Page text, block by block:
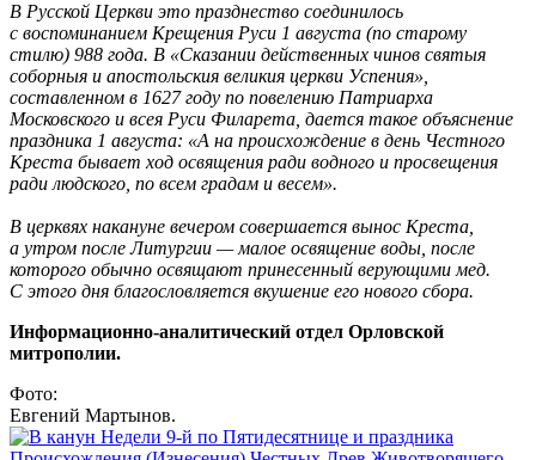
В Русской Церкви это празднество соединилось
с воспоминанием Крещения Руси 1 августа (по старому
стилю) 988 года. В «Сказании действенных чинов святыя
соборныя и апостольския великия церкви Успения»,
составленном в 1627 году по повелению Патриарха
Московского и всея Руси Филарета, дается такое объяснение
праздника 1 августа: «А на происхождение в день Честного
Креста бывает ход освящения ради водного и просвещения
ради людского, по всем градам и весем».
В церквях накануне вечером совершается вынос Креста,
а утром после Литургии — малое освящение воды, после
которого обычно освящают принесенный верующими мед.
С этого дня благословляется вкушение его нового сбора.
Информационно-аналитический отдел Орловской
митрополии.
Фото:
Евгений Мартынов.